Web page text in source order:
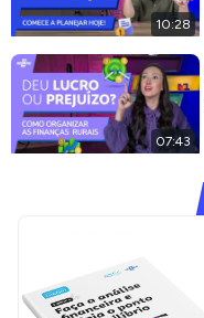
10:28
07:43